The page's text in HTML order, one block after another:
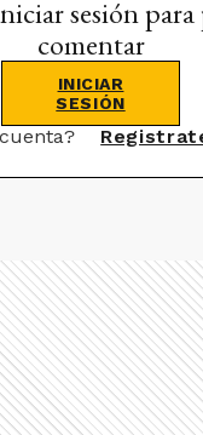
sesión
comentar
INICIAR
SESIÓN